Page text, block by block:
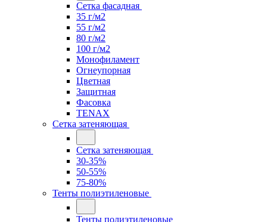
Сетка фасадная
35 г/м2
55 г/м2
80 г/м2
100 г/м2
Монофиламент
Огнеупорная
Цветная
Защитная
Фасовка
TENAX
Сетка затеняющая
Сетка затеняющая
30-35%
50-55%
75-80%
Тенты полиэтиленовые
Тенты полиэтиленовые